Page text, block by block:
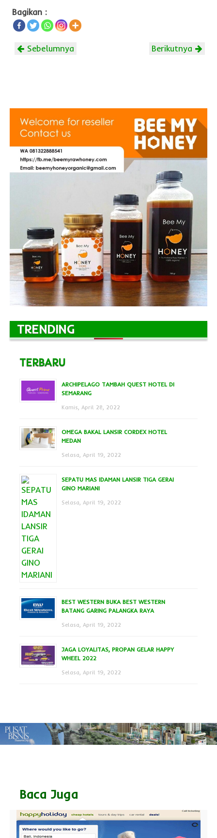
Bagikan :
Berikutnya
Sebelumnya
TRENDING
TERBARU
ARCHIPELAGO TAMBAH QUEST HOTEL DI
SEMARANG
Kamis, April 28, 2022
OMEGA BAKAL LANSIR CORDEX HOTEL
MEDAN
Selasa, April 19, 2022
SEPATU MAS IDAMAN LANSIR TIGA GERAI
GINO MARIANI
Selasa, April 19, 2022
BEST WESTERN BUKA BEST WESTERN
BATANG GARING PALANGKA RAYA
Selasa, April 19, 2022
JAGA LOYALITAS, PROPAN GELAR HAPPY
WHEEL 2022
Selasa, April 19, 2022
Baca Juga